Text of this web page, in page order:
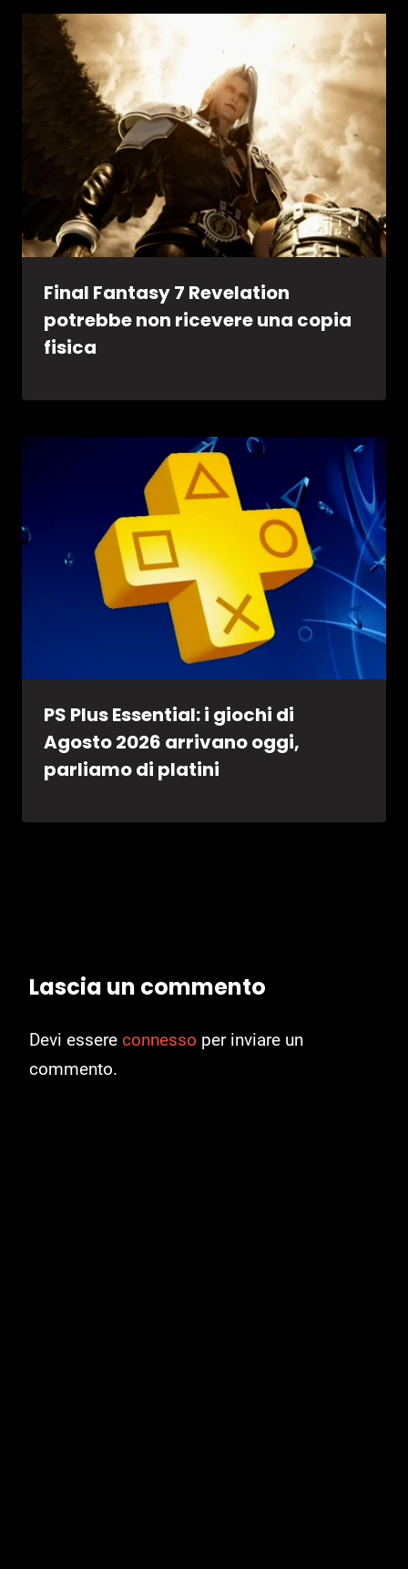
Final Fantasy 7 Revelation
potrebbe non ricevere una copia
fisica
PS Plus Essential: i giochi di
Agosto 2026 arrivano oggi,
parliamo di platini
Lascia un commento
Devi essere connesso per inviare un
commento.